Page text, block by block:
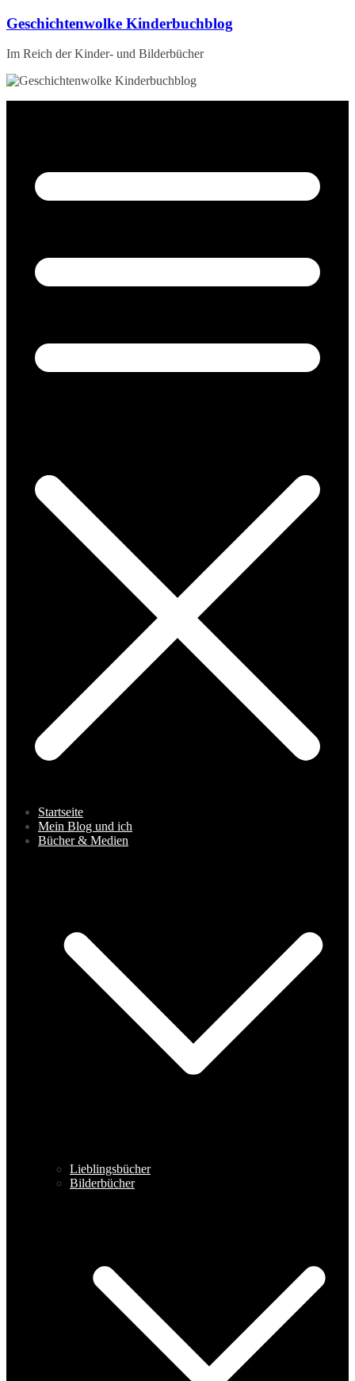
Zum
springen
Geschichtenwolke Kinderbuchblog
Im Reich der Kinder- und Bilderbücher
Startseite
Mein Blog und ich
Bücher & Medien
Lieblingsbücher
Bilderbücher